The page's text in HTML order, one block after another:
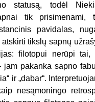
statusą, todėl
tik prisimenami,
pavidalas,
tikslų sapnų
filotopui nerūpi
jam pakanka sapno
ir „dabar“.
nesąmoningo